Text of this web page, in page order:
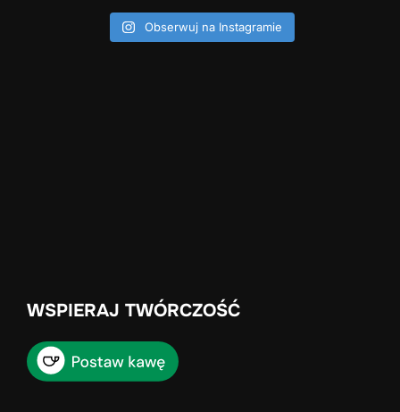
Obserwuj na Instagramie
WSPIERAJ TWÓRCZOŚĆ